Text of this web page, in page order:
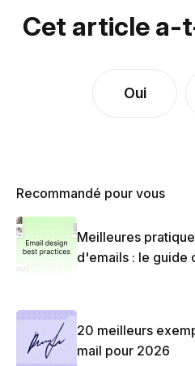
Cet article a-
Oui
Recommandé pour vous
Meilleures
d'emails : le guide
20 meilleurs
mail pour 2026